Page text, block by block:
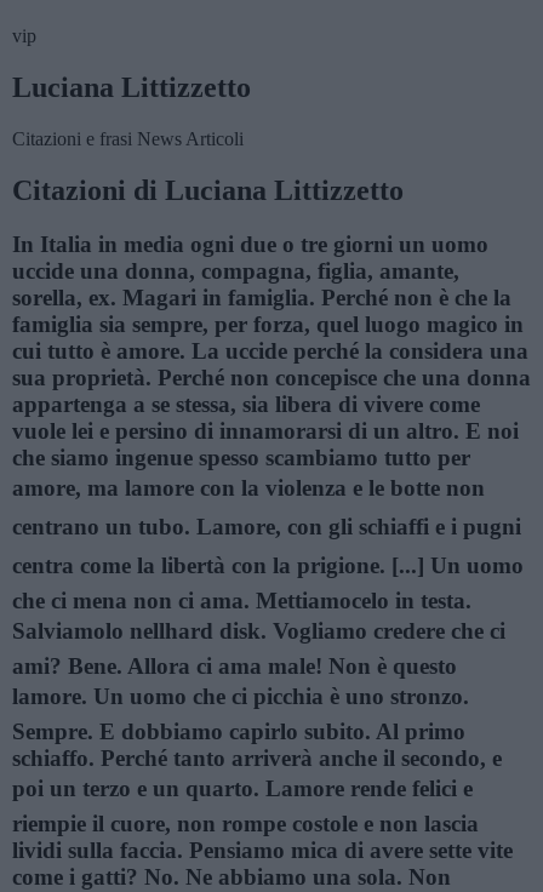
vip
Luciana Littizzetto
Citazioni e frasi News Articoli
Citazioni di Luciana Littizzetto
In Italia in media ogni due o tre giorni un uomo
uccide una donna, compagna, figlia, amante,
sorella, ex. Magari in famiglia. Perché non è che la
famiglia sia sempre, per forza, quel luogo magico in
cui tutto è amore. La uccide perché la considera una
sua proprietà. Perché non concepisce che una donna
appartenga a se stessa, sia libera di vivere come
vuole lei e persino di innamorarsi di un altro. E noi
che siamo ingenue spesso scambiamo tutto per
amore, ma lamore con la violenza e le botte non
centrano un tubo. Lamore, con gli schiaffi e i pugni
centra come la libertà con la prigione. [...] Un uomo
che ci mena non ci ama. Mettiamocelo in testa.
Salviamolo nellhard disk. Vogliamo credere che ci
ami? Bene. Allora ci ama male! Non è questo
lamore. Un uomo che ci picchia è uno stronzo.
Sempre. E dobbiamo capirlo subito. Al primo
schiaffo. Perché tanto arriverà anche il secondo, e
poi un terzo e un quarto. Lamore rende felici e
riempie il cuore, non rompe costole e non lascia
lividi sulla faccia. Pensiamo mica di avere sette vite
come i gatti? No. Ne abbiamo una sola. Non